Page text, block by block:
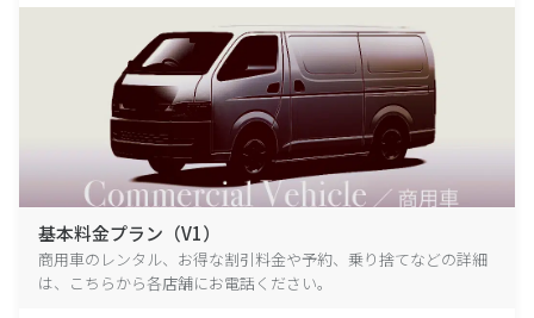
基本料金プラン（V1）
商用車のレンタル、お得な割引料金や予約、乗り捨てなどの詳細
は、こちらから各店舗にお電話ください。